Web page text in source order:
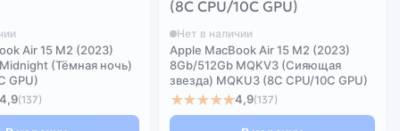
Air 15 M2 (2023)
(Тёмная ночь)
GPU)
(137)
Нет в наличии
Apple MacBook Air 15 M2 (2023)
8Gb/512Gb MQKV3 (Сияющая
звезда) MQKU3 (8C CPU/10C GPU)
★★★★★4,9(137)